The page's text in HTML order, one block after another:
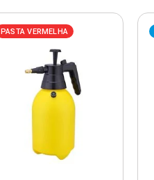
PASTA VERMELHA